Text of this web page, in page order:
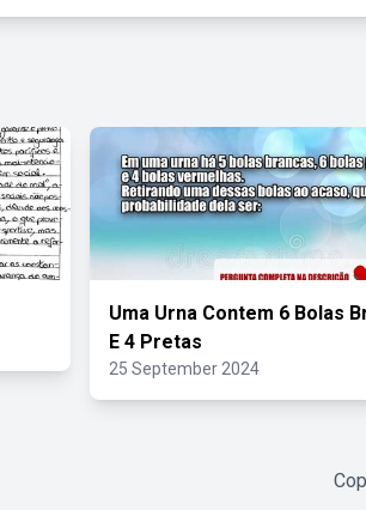
Uma Urna Contem 6 Bolas
E 4 Pretas
25 September 2024